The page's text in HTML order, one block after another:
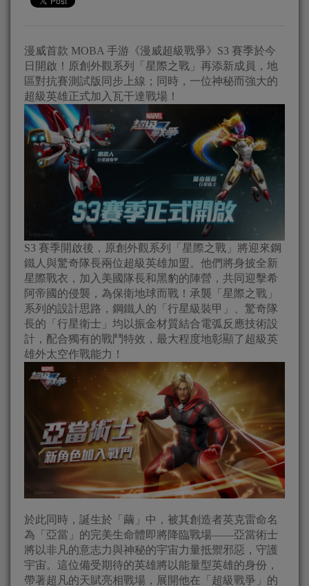
漫威首款 MOBA 手游《漫威超級戰爭》S3 賽季於今
日開啟！原創外觀系列「星際之戰」再添新成員，地
區對抗賽測試版同步上線；同時，一位神秘而強大的
超級英雄正式加入瓦干達戰場！
S3 賽季開啟後，原創外觀系列「星際之戰」將迎來鋼
鐵人與驚奇隊長兩位超級英雄加盟。他們將身披全新
星際戰衣，加入美國隊長和黑豹的陣營，共同迎擊希
阿帝國的侵襲，為保衛地球而戰！承襲「星際之戰」
系列的設計思路，鋼鐵人的「行星級裝甲」、驚奇隊
長的「行星衛士」均以振金材質結合電弧反應技術設
計，配合獨有的戰鬥特效，最大程度地彰顯了超級英
雄外太空作戰能力！
於此同時，誕生於「繭」中，被其創造者英克雷命名
為「亞當」的完美生命體即將降臨戰場——亞當術士
將以非凡的意志力與神秘的宇宙力量抵禦邪惡，守護
宇宙。這位備受期待的英雄將以能量型英雄的身份，
帶著超凡的天賦亮相戰場，展開他在「超級戰爭」的